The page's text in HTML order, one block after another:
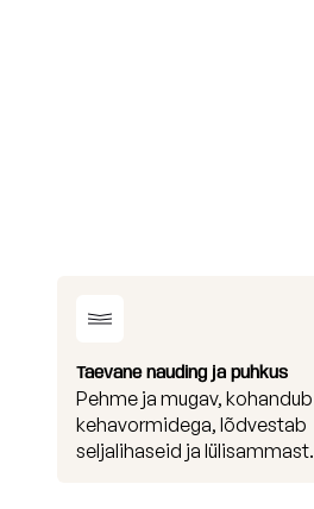
Taevane nauding ja puhkus
Pehme ja mugav, kohandub
kehavormidega, lõdvestab
seljalihaseid ja lülisammast.